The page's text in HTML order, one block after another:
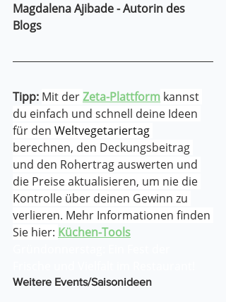
Magdalena Ajibade - Autorin des
Blogs
Tipp: Mit der Zeta-Plattform kannst
du einfach und schnell deine Ideen
für den Weltvegetariertag
berechnen, den Deckungsbeitrag
und den Rohertrag auswerten und
die Preise aktualisieren, um nie die
Kontrolle über deinen Gewinn zu
verlieren. Mehr Informationen finden
Sie hier: Küchen-Tools
Weitere Events/Saisonideen